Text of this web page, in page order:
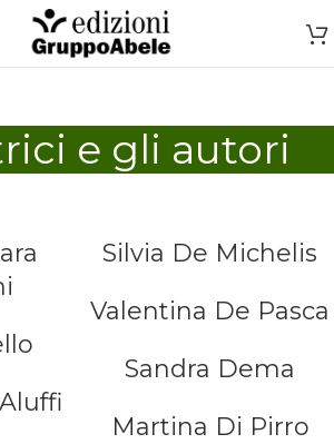
e gli autori
Silvia De Michelis
Valentina De Pasca
Sandra Dema
Martina Di Pirro